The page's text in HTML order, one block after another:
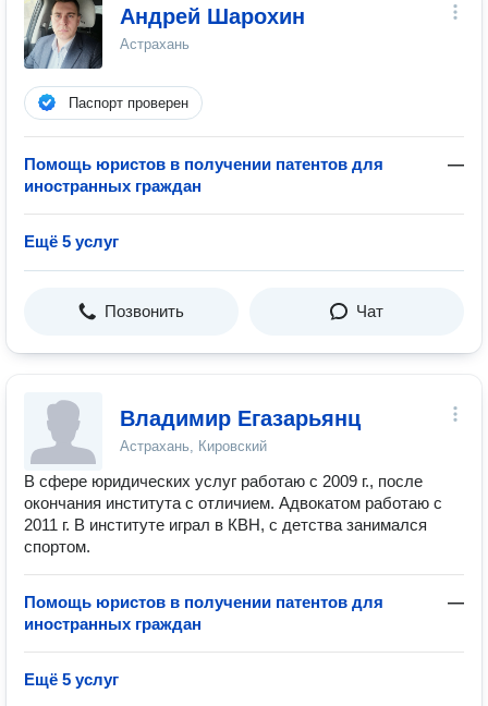
Андрей Шарохин
Астрахань
Паспорт проверен
Помощь юристов в получении патентов для
иностранных граждан
—
Ещё 5 услуг
Позвонить Чат
Владимир Егазарьянц
Астрахань, Кировский
В сфере юридических услуг работаю с 2009 г., после
окончания института с отличием. Адвокатом работаю с
2011 г. В институте играл в КВН, с детства занимался
спортом.
Помощь юристов в получении патентов для
иностранных граждан
—
Ещё 5 услуг